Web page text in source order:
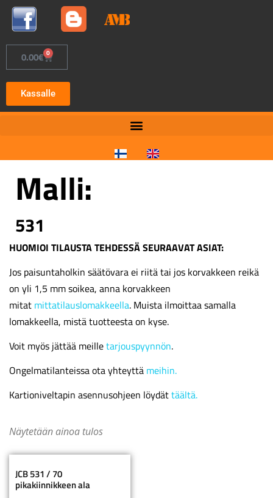
0.00€ 0
Kassalle
Malli:
531
HUOMIOI TILAUSTA TEHDESSÄ SEURAAVAT ASIAT:
Jos paisuntaholkin säätövara ei riitä tai jos korvakkeen reikä
on yli 1,5 mm soikea, anna korvakkeen
mitat mittatilauslomakkeella. Muista ilmoittaa samalla
lomakkeella, mistä tuotteesta on kyse.
Voit myös jättää meilletarjouspyynnön.
Ongelmatilanteissa ota yhteyttä meihin.
Kartioniveltapin asennusohjeen löydättäältä.
Näytetään ainoa tulos
JCB 531 / 70
pikakiinnikkeen ala